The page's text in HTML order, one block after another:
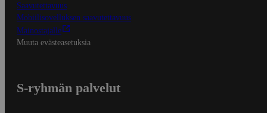
Saavutettavuus
Mobiilisovelluksen saavutettavuus
Mainostajalle
Muuta evästeasetuksia
S-ryhmän palvelut